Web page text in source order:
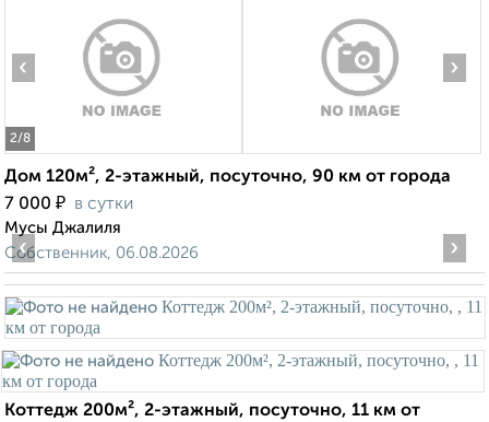
2/8
‹ ›
Дом 120м², 2-этажный, посуточно, 90 км от города
7 000 ₽ в сутки
Мусы Джалиля
Собственник, 06.08.2026
‹ ›
Коттедж 200м², 2-этажный, посуточно, 11 км от